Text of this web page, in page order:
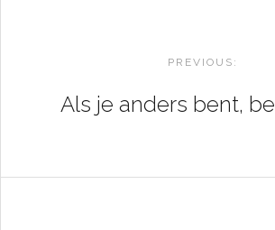
NAVIGATION
PREVIOUS:
Als je anders bent,